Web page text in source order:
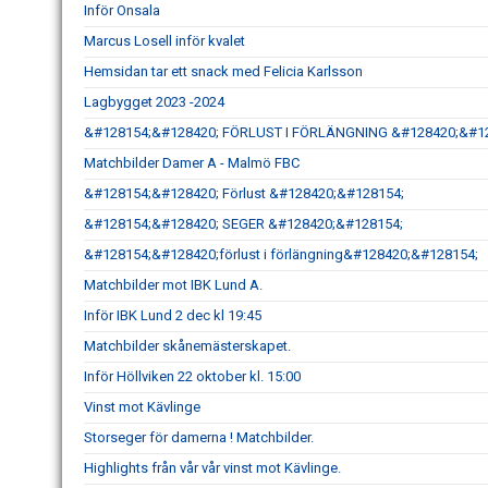
Inför Onsala
Marcus Losell inför kvalet
Hemsidan tar ett snack med Felicia Karlsson
Lagbygget 2023 -2024
&#128154;&#128420; FÖRLUST I FÖRLÄNGNING
Matchbilder Damer A - Malmö FBC
&#128154;&#128420; Förlust &#128420;&#128154;
&#128154;&#128420; SEGER &#128420;&#128154;
&#128154;&#128420;förlust i förlängning&#128420;&#128154;
Matchbilder mot IBK Lund A.
Inför IBK Lund 2 dec kl 19:45
Matchbilder skånemästerskapet.
Inför Höllviken 22 oktober kl. 15:00
Vinst mot Kävlinge
Storseger för damerna ! Matchbilder.
Highlights från vår vår vinst mot Kävlinge.